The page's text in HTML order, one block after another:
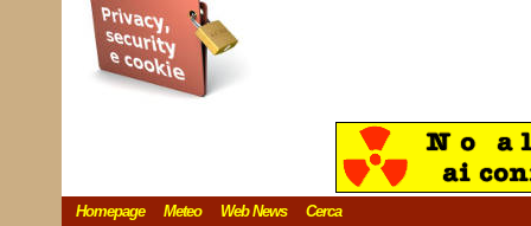
Homepage Meteo Web News Cerca